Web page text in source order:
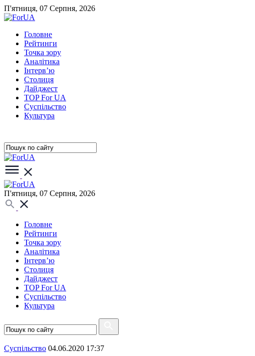
П'ятниця, 07 Серпня, 2026
Головне
Рейтинги
Точка зору
Аналітика
Інтерв’ю
Столиця
Дайджест
TOP For UA
Суспiльство
Культура
П'ятниця, 07 Серпня, 2026
Головне
Рейтинги
Точка зору
Аналітика
Інтерв’ю
Столиця
Дайджест
TOP For UA
Суспiльство
Культура
Суспiльство 04.06.2020 17:37